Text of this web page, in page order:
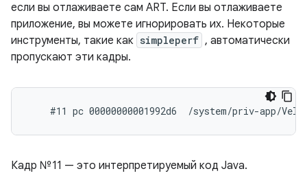
если вы отлаживаете сам ART. Если вы отлаживаете
приложение, вы можете игнорировать их. Некоторые
инструменты, такие как simpleperf , автоматически
пропускают эти кадры.
Кадр №11 — это интерпретируемый код Java.